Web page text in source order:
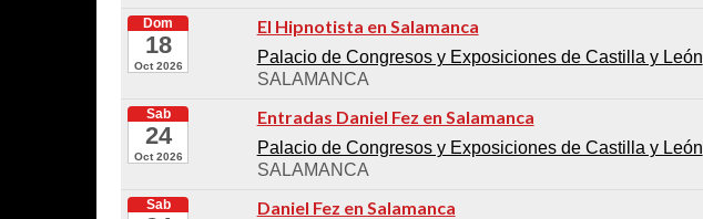
Dom
18
Oct 2026
El Hipnotista en Salamanca
Palacio de Congresos y Exposiciones de Castilla y León
SALAMANCA
Sab
24
Oct 2026
Entradas Daniel Fez en Salamanca
Palacio de Congresos y Exposiciones de Castilla y León
SALAMANCA
Sab Daniel Fez en Salamanca